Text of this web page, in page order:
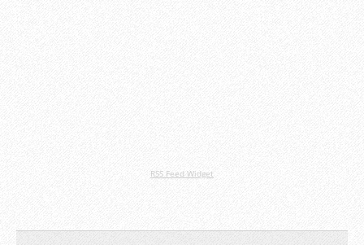
RSS Feed Widget